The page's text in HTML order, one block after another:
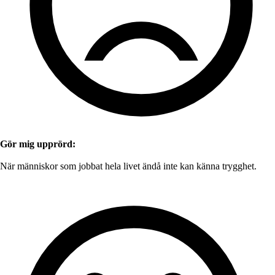
Gör mig upprörd:
När människor som jobbat hela livet ändå inte kan känna trygghet.